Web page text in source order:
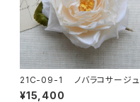
21C-09-1 ノバラコサージュ
¥15,400